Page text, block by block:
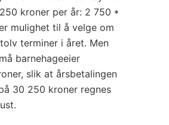
kroner per år: 2 750 *
mulighet til å velge om
terminer i året. Men
barnehageeier
slik at årsbetalingen
30 250 kroner regnes